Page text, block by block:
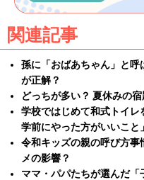
関連記事
孫に「おばあちゃん」と呼
が正解？
どっちが多い？ 夏休みの
学校ではじめて和式トイレ
学前にやった方がいいこと」
令和キッズの親の呼び方
メの影響？
ママ・パパたちが選んだ「